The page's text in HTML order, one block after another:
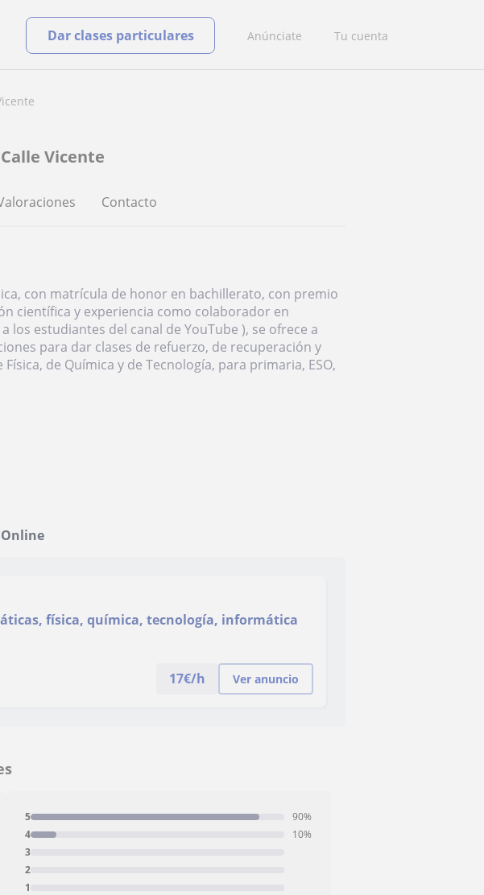
Anúnciate Tu cuenta
Dar clases particulares
Vicente
Contacto
con matrícula de honor en bachillerato, con premio
científica y experiencia como colaborador en
los estudiantes del canal de YouTube ), se ofrece a
para dar clases de refuerzo, de recuperación y
de Química y de Tecnología, para primaria, ESO,
física, química, tecnología, informática
17€/h Ver anuncio
1
2
3
4 10%
5 90%